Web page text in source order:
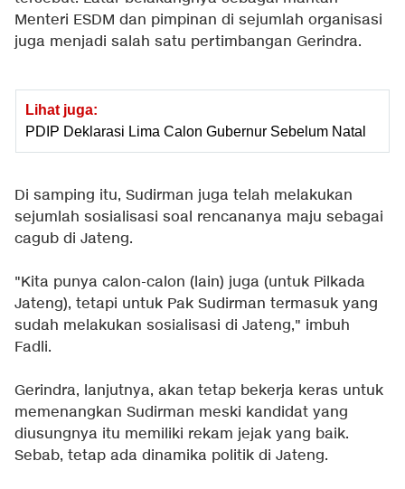
Menteri ESDM dan pimpinan di sejumlah organisasi
juga menjadi salah satu pertimbangan Gerindra.
Lihat juga:
PDIP Deklarasi Lima Calon Gubernur Sebelum Natal
Di samping itu, Sudirman juga telah melakukan
sejumlah sosialisasi soal rencananya maju sebagai
cagub di Jateng.
"Kita punya calon-calon (lain) juga (untuk Pilkada
Jateng), tetapi untuk Pak Sudirman termasuk yang
sudah melakukan sosialisasi di Jateng," imbuh
Fadli.
Gerindra, lanjutnya, akan tetap bekerja keras untuk
memenangkan Sudirman meski kandidat yang
diusungnya itu memiliki rekam jejak yang baik.
Sebab, tetap ada dinamika politik di Jateng.